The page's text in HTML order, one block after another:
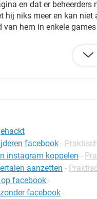
en dat er
hij niks meer en kan niet
van hem in enkele
facebook -
instagram koppelen -
aanzetten -
facebook -
facebook -